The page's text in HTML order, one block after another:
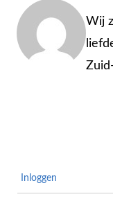
Wij
Inloggen